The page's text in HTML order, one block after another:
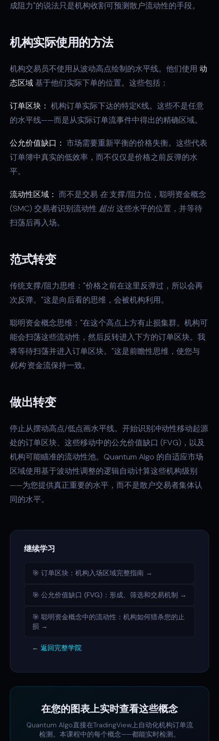
成阻力"的说法只是机构收割可预测散户流动性的手段。
机构实际使用的方法
机构交易员不使用从波动高点绘制的水平线。他们使用 动
态区域基于他们实际下单的位置。这些包括：
订单区块： 机构订单实际下达的特定K线。这些不是任意
的水平线——而是从实际订单流事件中得出的精确区域。
公允价值缺口： 市场需要重新平衡的价格失衡。这些代表
订单簿中真实的低效率，而不仅仅是价格之前反弹的水
平。
流动性区域： 而不是交易 在支撑/阻力位，聪明资金概念
(SMC) 交易者识别流动性 超出这些水平的位置，并等待
扫荡后再入场。
范式转变
传统支撑/阻力思维："价格之前在这里反弹过，所以会再
次反弹。"这是向后看的思维，会被机构利用。
聪明资金概念思维："在这个高点上方有止损集群。机构可
能会扫荡这些流动性，然后反转进入下方的订单区块。我
将等待扫荡并进入订单区块。"这是前瞻性思维，使您与
机构资金流保持一致。
做出转变
停止从摆动高点/低点画水平线。开始识别冲动性移动起源
处的订单区块、这些移动中的公允价值缺口 (FVG)，以及
机构可能瞄准的流动性池。Quantum Algo 的自适应市场
区域使用基于波动性调整的逻辑自动计算这些机构级别
——为您提供真正重要的水平，而不是散户交易者集体认
同的水平。
继续学习
🎯 订单区块：机构入场区域完整指南 →
🎯 公允价值缺口 (FVG)：形成、筛选和交易机制 →
🎯 聪明资金概念中的流动性：机构如何猎杀您的止
损 →
← 返回完整学院
在您的图表上实时查看这些概念
Quantum Algo直接在TradingView上自动化机构订单流
检测。本课程中的每个概念——都能实时检测。